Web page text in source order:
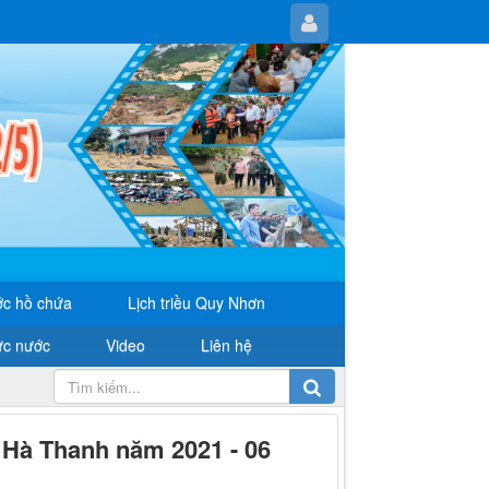
hồ chứa
Lịch triều Quy Nhơn
nước
Video Liên hệ
Thanh năm 2021 - 06